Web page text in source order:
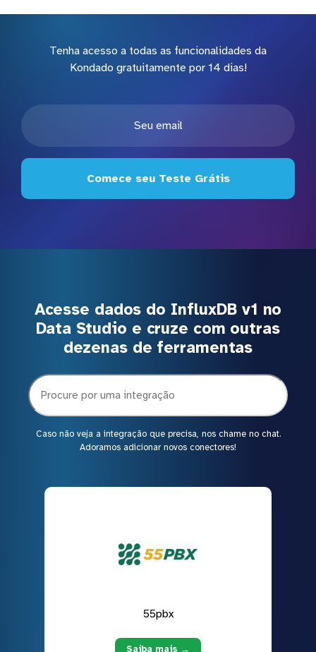
Tenha acesso a todas as funcionalidades da
Kondado gratuitamente por 14 dias!
Comece seu Teste Grátis
Acesse dados do InfluxDB v1 no
Data Studio e cruze com outras
dezenas de ferramentas
Caso não veja a integração que precisa, nos chame no chat.
Adoramos adicionar novos conectores!
55pbx
Saiba mais →